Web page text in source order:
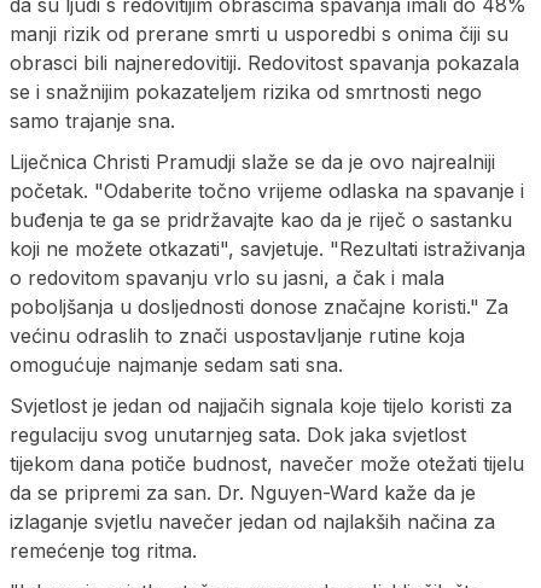
da su ljudi s redovitijim obrascima spavanja imali do 48%
manji rizik od prerane smrti u usporedbi s onima čiji su
obrasci bili najneredovitiji. Redovitost spavanja pokazala
se i snažnijim pokazateljem rizika od smrtnosti nego
samo trajanje sna.
Liječnica Christi Pramudji slaže se da je ovo najrealniji
početak. "Odaberite točno vrijeme odlaska na spavanje i
buđenja te ga se pridržavajte kao da je riječ o sastanku
koji ne možete otkazati", savjetuje. "Rezultati istraživanja
o redovitom spavanju vrlo su jasni, a čak i mala
poboljšanja u dosljednosti donose značajne koristi." Za
većinu odraslih to znači uspostavljanje rutine koja
omogućuje najmanje sedam sati sna.
Svjetlost je jedan od najjačih signala koje tijelo koristi za
regulaciju svog unutarnjeg sata. Dok jaka svjetlost
tijekom dana potiče budnost, navečer može otežati tijelu
da se pripremi za san. Dr. Nguyen-Ward kaže da je
izlaganje svjetlu navečer jedan od najlakših načina za
remećenje tog ritma.